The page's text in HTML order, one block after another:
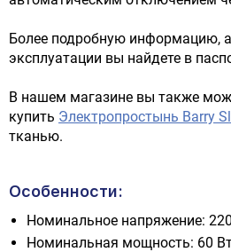
Более подробную информацию,
эксплуатации вы найдете в
В нашем магазине вы также
купить Электропростынь Barry
тканью.
Особенности:
Номинальное напряжение:
Номинальная мощность: 60